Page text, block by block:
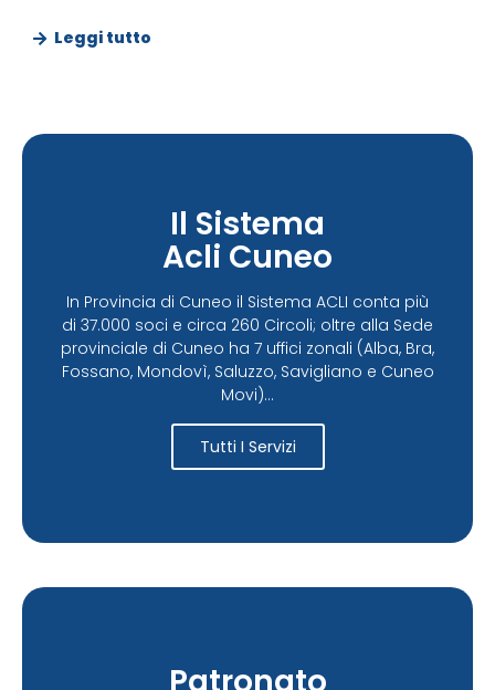
Leggi tutto
Il Sistema
Acli Cuneo
In Provincia di Cuneo il Sistema ACLI conta più
di 37.000 soci e circa 260 Circoli; oltre alla Sede
provinciale di Cuneo ha 7 uffici zonali (Alba, Bra,
Fossano, Mondovì, Saluzzo, Savigliano e Cuneo
Movi)...
Tutti I Servizi